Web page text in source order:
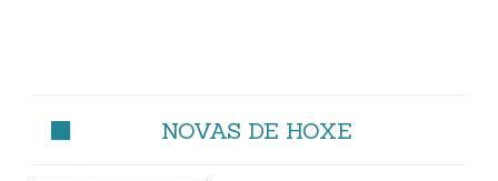
NOVAS DE HOXE